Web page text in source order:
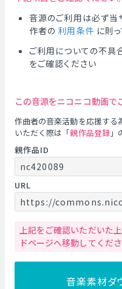
音源のご利用は必ず当
作者の 利用条件 に則
ご利用についての不具
をご確認ください
この音源をニコニコ動画で
作曲者の音楽活動を応援する
いただく際は「親作品登録」
親作品ID
nc420089
URL
https://
上記をご確認いただいた
ドページへ移動してくださ
音楽素材ダ